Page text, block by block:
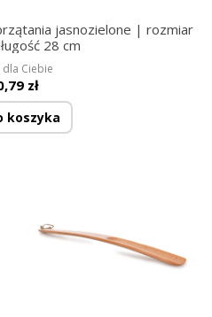
jasnozielone | rozmiar
28 cm
dla Ciebie
zł
koszyka